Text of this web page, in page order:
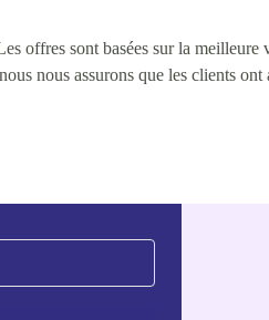
offres sont basées sur la
nous assurons que les clients